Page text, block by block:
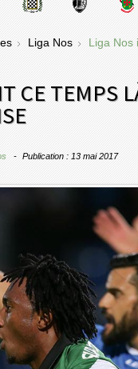
Liga Nos Liga Nos
CE TEMPS
Publication : 13 mai 2017